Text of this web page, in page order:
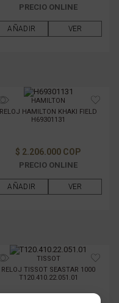
PRECIO ONLINE
AÑADIR VER
HAMILTON
RELOJ HAMILTON KHAKI FIELD
H69301131
$ 2.206.000 COP
PRECIO ONLINE
AÑADIR VER
TISSOT
RELOJ TISSOT SEASTAR 1000
T120.410.22.051.01